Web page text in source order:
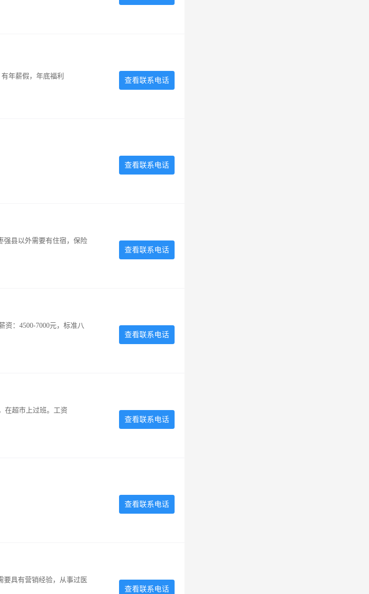
年薪假，年底福利 查看联系电话
查看联系电话
强县以外需要有住宿，保险
查看联系电话
资：4500-7000元，标准八
查看联系电话
在超市上过班。工资
查看联系电话
查看联系电话
要具有营销经验，从事过医
查看联系电话